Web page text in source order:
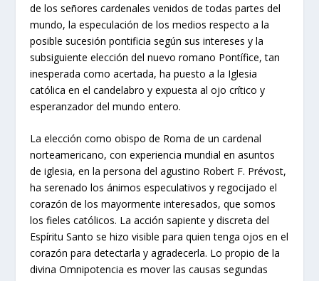
de los señores cardenales venidos de todas partes del
mundo, la especulación de los medios respecto a la
posible sucesión pontificia según sus intereses y la
subsiguiente elección del nuevo romano Pontífice, tan
inesperada como acertada, ha puesto a la Iglesia
católica en el candelabro y expuesta al ojo crítico y
esperanzador del mundo entero.
La elección como obispo de Roma de un cardenal
norteamericano, con experiencia mundial en asuntos
de iglesia, en la persona del agustino Robert F. Prévost,
ha serenado los ánimos especulativos y regocijado el
corazón de los mayormente interesados, que somos
los fieles católicos. La acción sapiente y discreta del
Espíritu Santo se hizo visible para quien tenga ojos en el
corazón para detectarla y agradecerla. Lo propio de la
divina Omnipotencia es mover las causas segundas